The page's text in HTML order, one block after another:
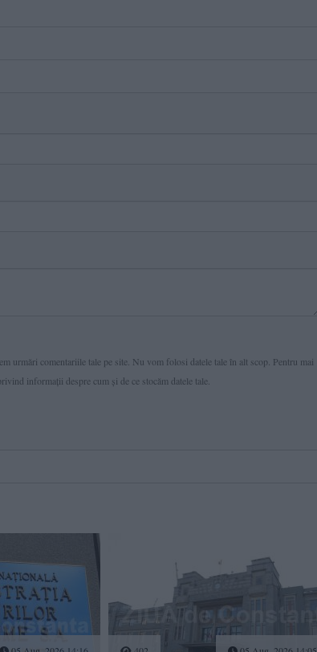
urmări comentariile tale pe site. Nu vom folosi datele tale în alt scop. Pentru mai
informaţii despre cum și de ce stocăm datele tale.